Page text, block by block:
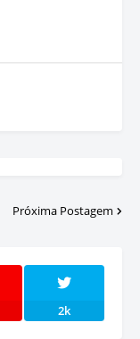
Próxima Postagem
2k